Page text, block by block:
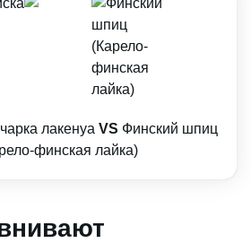
лакенуа VS Финский шпиц
финская лайка)